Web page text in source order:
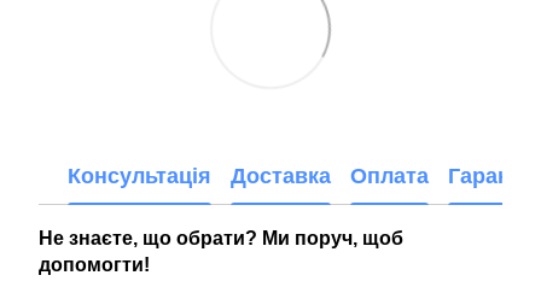
Консультація Доставка Оплата Гарантія
Не знаєте, що обрати? Ми поруч, щоб
допомогти!